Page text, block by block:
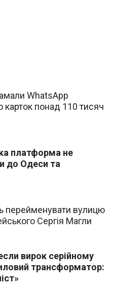
WhatsApp
карток понад 110 тисяч
платформа не
до Одеси та
перейменувати вулицю
Сергія Магли
трансформатор: